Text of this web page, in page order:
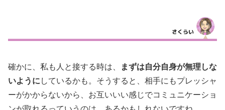
確かに、私も人と接する時は、
まずは自分自身が無理しな
いように しているかも。そうすると、相手にもプレッシャ
ーがかからないから、お互いいい感じでコミュニケーショ